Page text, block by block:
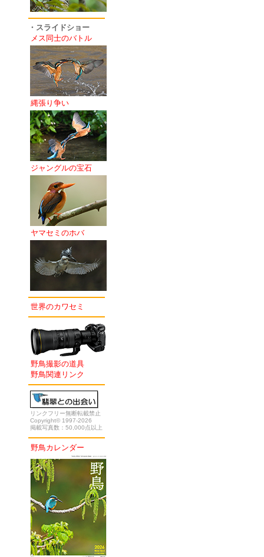
・スライドショー
メス同士のバトル
縄張り争い
ジャングルの宝石
ヤマセミのホバ
世界のカワセミ
野鳥撮影の道具
野鳥関連リンク
リンクフリー無断転載禁止
Copyright© 1997-2026
掲載写真数：50,000点以上
野鳥カレンダー